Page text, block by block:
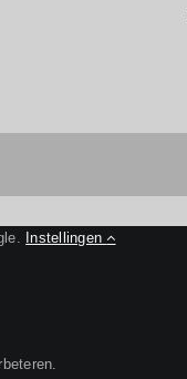
Instellingen